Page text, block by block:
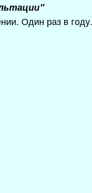
Один раз в году.